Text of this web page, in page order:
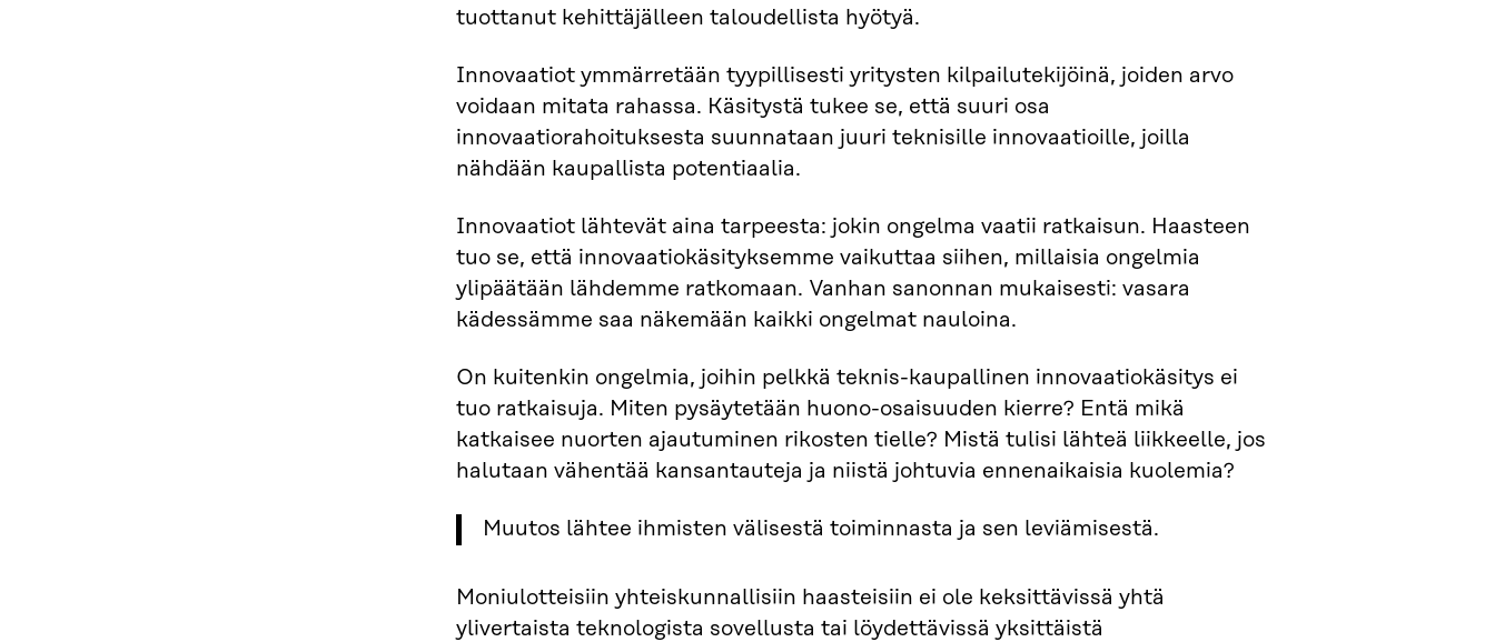
tuottanut kehittäjälleen taloudellista hyötyä.
Innovaatiot ymmärretään tyypillisesti yritysten kilpailutekijöinä, joiden arvo
voidaan mitata rahassa. Käsitystä tukee se, että suuri osa
innovaatiorahoituksesta suunnataan juuri teknisille innovaatioille, joilla
nähdään kaupallista potentiaalia.
Innovaatiot lähtevät aina tarpeesta: jokin ongelma vaatii ratkaisun. Haasteen
tuo se, että innovaatiokäsityksemme vaikuttaa siihen, millaisia ongelmia
ylipäätään lähdemme ratkomaan. Vanhan sanonnan mukaisesti: vasara
kädessämme saa näkemään kaikki ongelmat nauloina.
On kuitenkin ongelmia, joihin pelkkä teknis-kaupallinen innovaatiokäsitys ei
tuo ratkaisuja. Miten pysäytetään huono-osaisuuden kierre? Entä mikä
katkaisee nuorten ajautuminen rikosten tielle? Mistä tulisi lähteä liikkeelle, jos
halutaan vähentää kansantauteja ja niistä johtuvia ennenaikaisia kuolemia?
Muutos lähtee ihmisten välisestä toiminnasta ja sen leviämisestä.
Moniulotteisiin yhteiskunnallisiin haasteisiin ei ole keksittävissä yhtä
ylivertaista teknologista sovellusta tai löydettävissä yksittäistä